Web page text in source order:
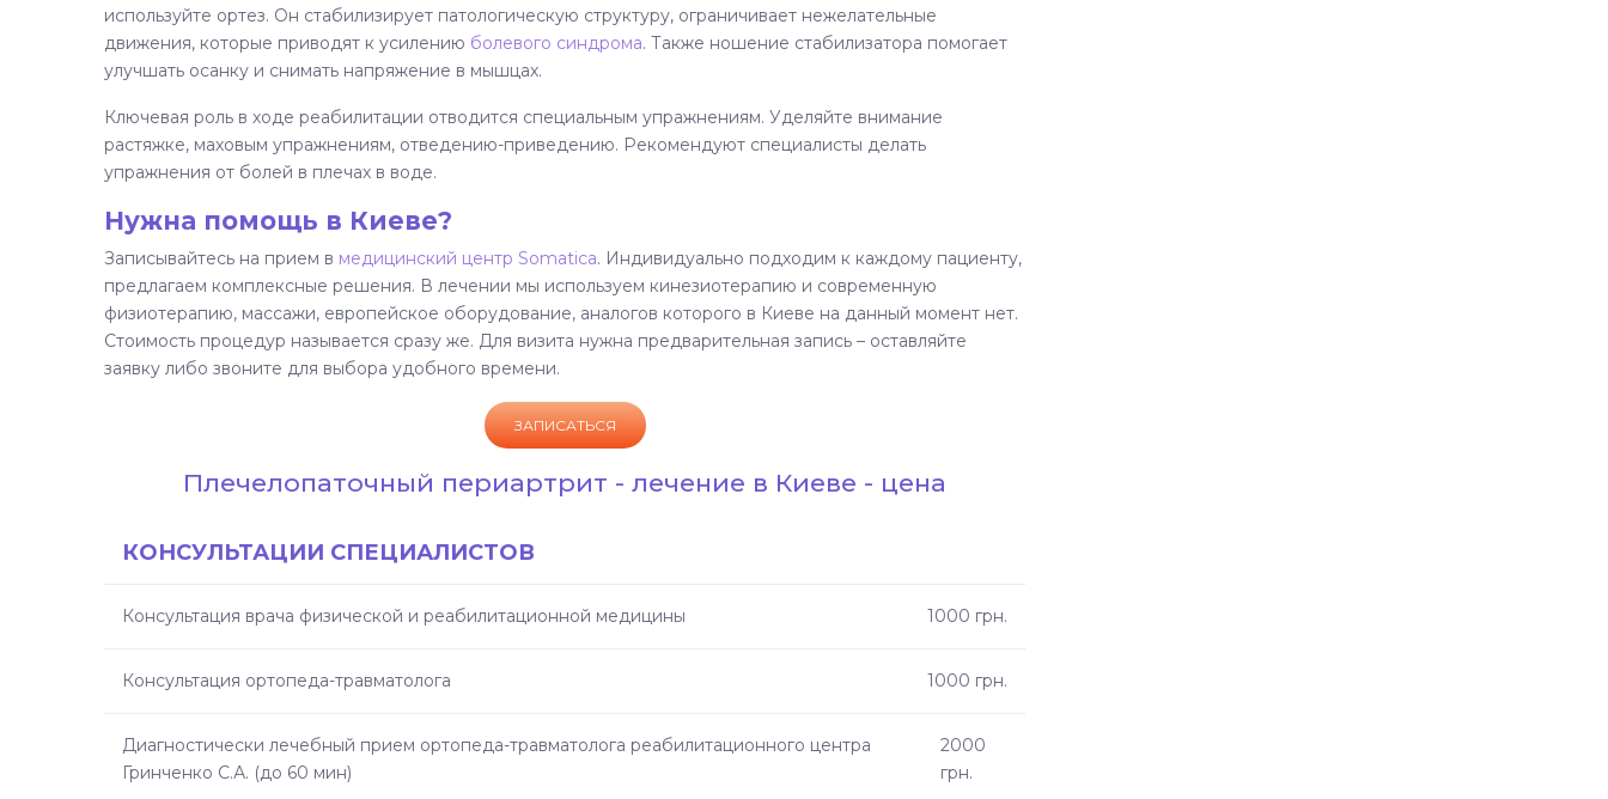
используйте ортез. Он стабилизирует патологическую структуру, ограничивает нежелательные
движения, которые приводят к усилению болевого синдрома. Также ношение стабилизатора помогает
улучшать осанку и снимать напряжение в мышцах.
Ключевая роль в ходе реабилитации отводится специальным упражнениям. Уделяйте внимание
растяжке, маховым упражнениям, отведению-приведению. Рекомендуют специалисты делать
упражнения от болей в плечах в воде.
Нужна помощь в Киеве?
Записывайтесь на прием в медицинский центр Somatica. Индивидуально подходим к каждому пациенту,
предлагаем комплексные решения. В лечении мы используем кинезиотерапию и современную
физиотерапию, массажи, европейское оборудование, аналогов которого в Киеве на данный момент нет.
Стоимость процедур называется сразу же. Для визита нужна предварительная запись – оставляйте
заявку либо звоните для выбора удобного времени.
ЗАПИСАТЬСЯ
Плечелопаточный периартрит - лечение в Киеве - цена
КОНСУЛЬТАЦИИ СПЕЦИАЛИСТОВ
Консультация врача физической и реабилитационной медицины 1000 грн.
Консультация ортопеда-травматолога 1000 грн.
Диагностически лечебный прием ортопеда-травматолога реабилитационного центра
Гринченко С.А. (до 60 мин)
2000
грн.